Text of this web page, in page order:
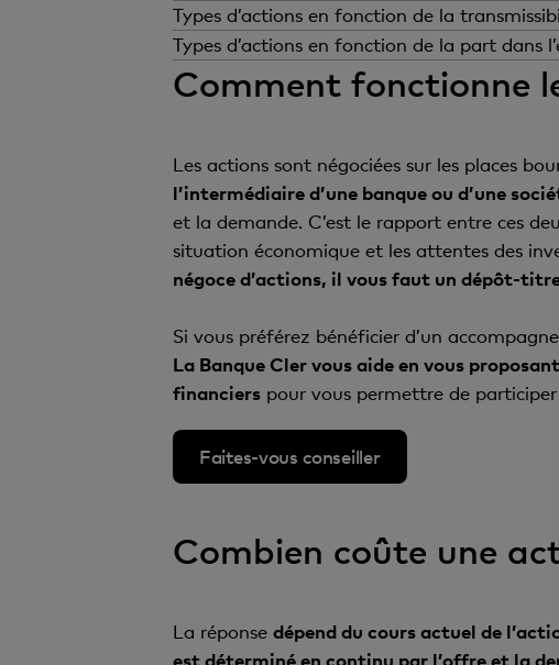
L’existence d’un droit de vote
importantes dans l’entreprise.
d’administration ou des
Actions privilégiées:
ces
contrepartie, vous touchez
indiquées pour les
Types d’actions en fonction de la
Une autre caractéristique des
et sur la transparence vis-à-vis de
en Bourse.
Actions nominatives:
dans
qui garantit une meilleure
Actions nominatives liées:
des personnes qui
Types d’actions en fonction de la part dans
Les actions se distinguent
de répercussions sur vos droits
Actions avec valeur
social qu’elle représente.
Actions sans valeur nominale:
représente la même part
Comment fonctionne
Les actions sont négociées sur les places
l’intermédiaire d’une banque ou d’une
et la demande. C’est le rapport entre ces
situation économique et les attentes des
négoce d’actions, il vous faut un dépôt-
Si vous préférez bénéficier d’un
La Banque Cler vous aide en vous
financierspour vous permettre de participer
Faites-vous conseiller
Combien coûte une
La réponse dépend du cours actuel de
est déterminé en continu par l’offre et la